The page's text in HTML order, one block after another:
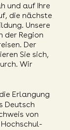
und auf Ihre
die nächste
Unsere
der Region
Der
Sie sich,
Wir
Erlangung
Deutsch
von